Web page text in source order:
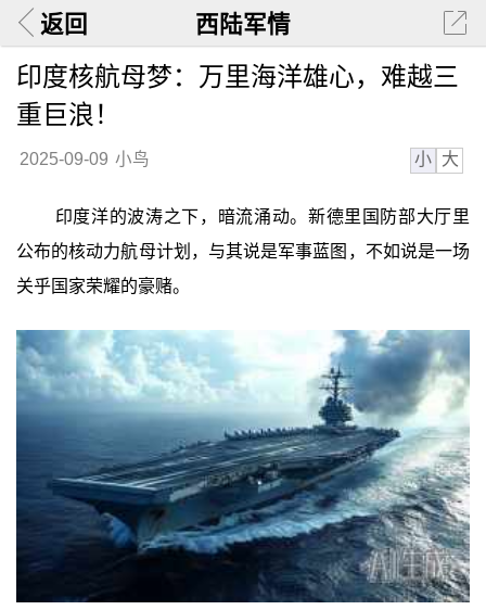
返回 西陆军情
印度核航母梦：万里海洋雄心，难越三
重巨浪！
2025-09-09 小鸟 小 大
印度洋的波涛之下，暗流涌动。新德里国防部大厅里
公布的核动力航母计划，与其说是军事蓝图，不如说是一场
关乎国家荣耀的豪赌。